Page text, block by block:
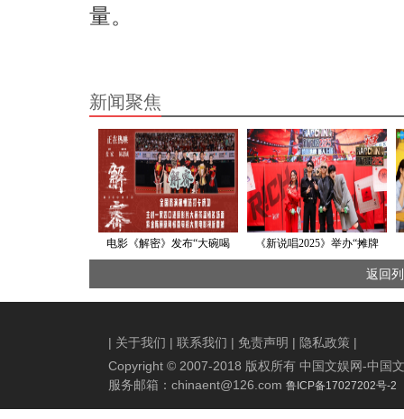
量。
新闻聚焦
电影《解密》发布“大碗喝
家重聚喝茶感动全场
《新说唱2025》举办“摊牌
局”发布会 正式拉开“哈圈洗
牌”序幕
返回
| 关于我们 | 联系我们 | 免责声明 | 隐私政策 |
Copyright © 2007-2018 版权所有 中国文娱网-中国
服务邮箱： chinaent@126.com 鲁ICP备17027202号-2